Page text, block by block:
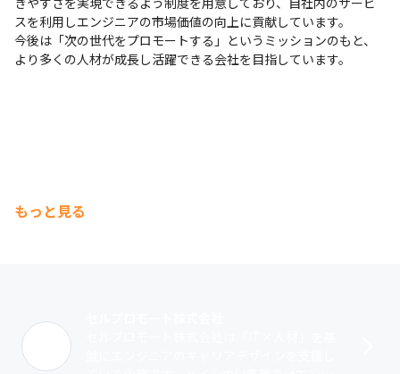
スを利用しエンジニアの市場価値の向上に貢献しています。
今後は「次の世代をプロモートする」というミッションのもと、
より多くの人材が成長し活躍できる会社を目指しています。
もっと見る